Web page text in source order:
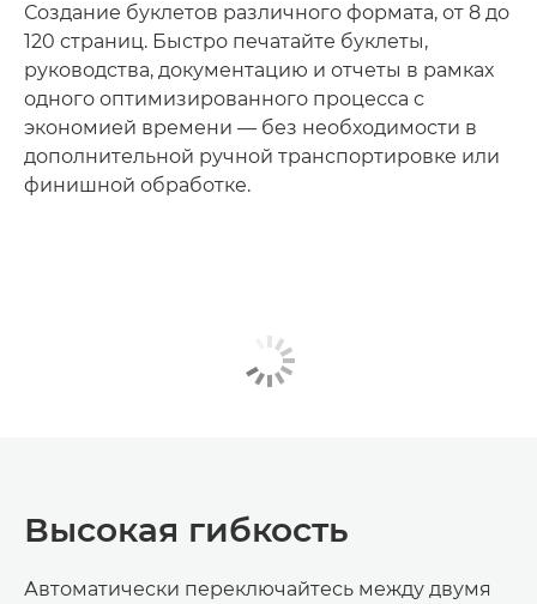
Создание буклетов различного формата, от 8 до
120 страниц. Быстро печатайте буклеты,
руководства, документацию и отчеты в рамках
одного оптимизированного процесса с
экономией времени — без необходимости в
дополнительной ручной транспортировке или
финишной обработке.
Высокая гибкость
Автоматически переключайтесь между двумя